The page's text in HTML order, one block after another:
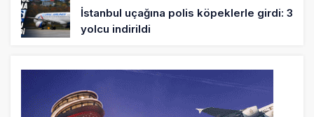
İstanbul uçağına polis köpeklerle girdi: 3
yolcu indirildi
AyJet eğitim uçağı Hezarfen yakınında
kırım geçirdi